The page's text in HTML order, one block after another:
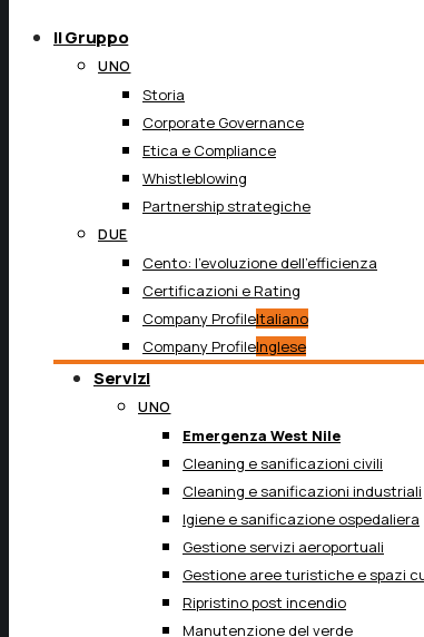
Il Gruppo
UNO
Storia
Corporate Governance
Etica e Compliance
Whistleblowing
Partnership strategiche
DUE
Cento: l’evoluzione dell’efficienza
Certificazioni e Rating
Company ProfileItaliano
Company ProfileInglese
Servizi
UNO
Emergenza West Nile
Cleaning e sanificazioni civili
Cleaning e sanificazioni industriali
Igiene e sanificazione ospedaliera
Gestione servizi aeroportuali
Gestione aree turistiche e spazi
Ripristino post incendio
Manutenzione del verde